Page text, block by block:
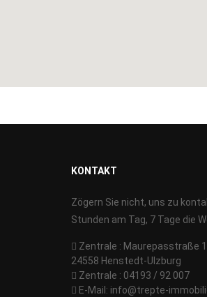
KONTAKT
Zögern Sie nicht, uns zu
Stunden am Tag, 7 Tage die
Zentrale : Maurepasstraße
24558 Henstedt-Ulzburg
Zentrale : 04193 / 92 007
E-Mail: info@trepte-